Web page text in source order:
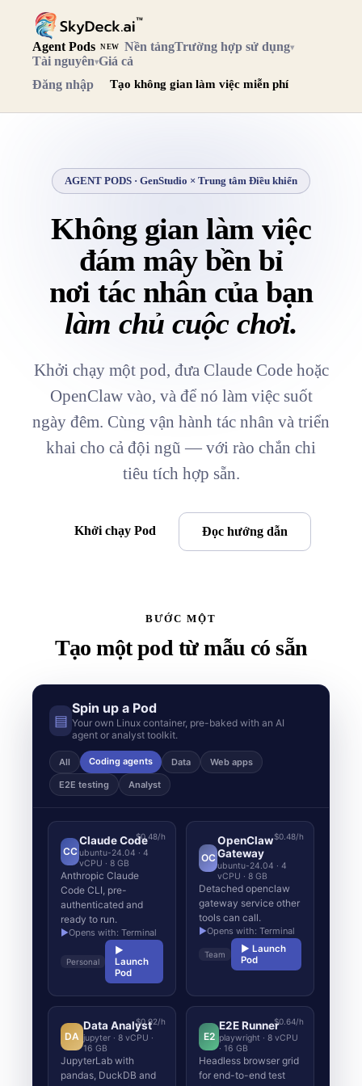
Agent Pods NEW Nền tảngTrường hợp sử dụng▾
Tài nguyên▾Giá cả
Đăng nhập
Tạo không gian làm việc miễn phí
AGENT PODS · GenStudio × Trung tâm Điều khiển
Không gian làm việc
đám mây bền bỉ
nơi tác nhân của bạn
làm chủ cuộc chơi.
Khởi chạy một pod, đưa Claude Code hoặc
OpenClaw vào, và để nó làm việc suốt
ngày đêm. Cùng vận hành tác nhân và triển
khai cho cả đội ngũ — với rào chắn chi
tiêu tích hợp sẵn.
Khởi chạy Pod Đọc hướng dẫn
BƯỚC MỘT
Tạo một pod từ mẫu có sẵn
▤
Spin up a Pod
Your own Linux container, pre-baked with an AI
agent or analyst toolkit.
All Coding agents Data
Web apps
E2E testing
Analyst
$0.48/h
CC
Claude Code
ubuntu-24.04 · 4
vCPU · 8 GB
Anthropic Claude
Code CLI, pre-
authenticated and
ready to run.
▶Opens with: Terminal
Personal
▶
Launch
Pod
$0.48/h
OC
OpenClaw
Gateway
ubuntu-24.04 · 4
vCPU · 8 GB
Detached openclaw
gateway service other
tools can call.
▶Opens with: Terminal
Team
▶ Launch
Pod
$0.92/h
DA
Data Analyst
jupyter · 8 vCPU ·
16 GB
JupyterLab with
pandas, DuckDB and
$0.64/h
E2
E2E Runner
playwright · 8 vCPU
· 16 GB
Headless browser grid
for end-to-end test